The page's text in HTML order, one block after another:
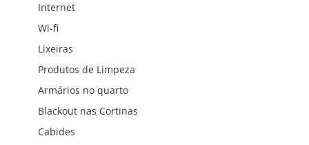
Internet
Wi-fi
Lixeiras
Produtos de Limpeza
Armários no quarto
Blackout nas Cortinas
Cabides